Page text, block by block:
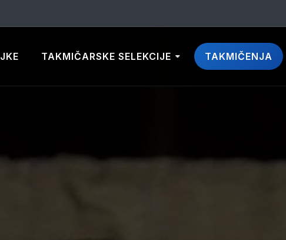
TAKMIČARSKE SELEKCIJE TAKMIČENJA